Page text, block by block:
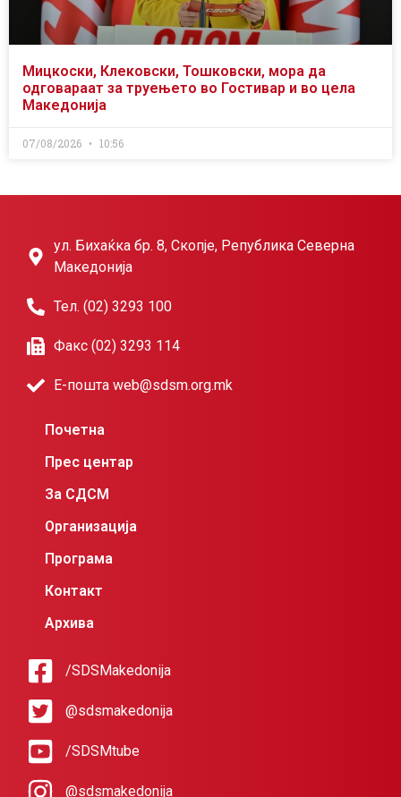
Мицкоски, Клековски, Тошковски, мора да
одговараат за труењето во Гостивар и во цела
Македонија
07/08/2026 10:56
ул. Бихаќка бр. 8, Скопје, Република Северна
Македонија
Тел. (02) 3293 100
Факс (02) 3293 114
Е-пошта web@sdsm.org.mk
Почетна
Прес центар
За СДСМ
Организација
Програма
Контакт
Архива
/SDSMakedonija
@sdsmakedonija
/SDSMtube
@sdsmakedonija